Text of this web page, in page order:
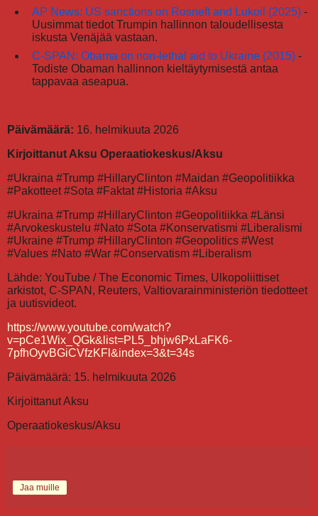
AP News: US sanctions on Rosneft and Lukoil (2025) -
Uusimmat tiedot Trumpin hallinnon taloudellisesta
iskusta Venäjää vastaan.
C-SPAN: Obama on non-lethal aid to Ukraine (2015) -
Todiste Obaman hallinnon kieltäytymisestä antaa
tappavaa aseapua.
Päivämäärä: 16. helmikuuta 2026
Kirjoittanut Aksu Operaatiokeskus/Aksu
#Ukraina #Trump #HillaryClinton #Maidan #Geopolitiikka
#Pakotteet #Sota #Faktat #Historia #Aksu
#Ukraina #Trump #HillaryClinton #Geopolitiikka #Länsi
#Arvokeskustelu #Nato #Sota #Konservatismi #Liberalismi
#Ukraine #Trump #HillaryClinton #Geopolitics #West
#Values #Nato #War #Conservatism #Liberalism
Lähde: YouTube / The Economic Times, Ulkopoliittiset
arkistot, C-SPAN, Reuters, Valtiovarainministeriön tiedotteet
ja uutisvideot.
https://www.youtube.com/watch?
v=pCe1Wix_QGk&list=PL5_bhjw6PxLaFK6-
7pfhOyvBGiCVfzKFl&index=3&t=34s
Päivämäärä: 15. helmikuuta 2026
Kirjoittanut Aksu
Operaatiokeskus/Aksu
Jaa muille